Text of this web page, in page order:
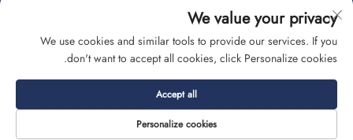
حقوق النشر © شركة فوجيان سايبلانغ للتجارة المحدودة. جميع
سياسة الخصوصية
اتصل بنا الخدمة
We value your privacy
We use cookies and similar tools to provide our services. If you
don't want to accept all cookies, click Personalize cookies.
Personalize cookies
Accept all